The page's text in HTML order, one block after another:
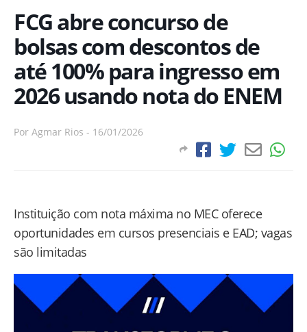
FCG abre concurso de
bolsas com descontos de
até 100% para ingresso em
2026 usando nota do ENEM
Por Agmar Rios - 16/01/2026
Instituição com nota máxima no MEC oferece
oportunidades em cursos presenciais e EAD; vagas
são limitadas